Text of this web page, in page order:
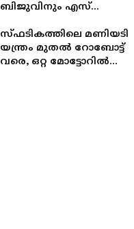
തിരിച്ചടി, യുഡിഎഫിന്
ഉദ്യോഗാർത്ഥികൾ
ബിജുവിനും എസ്
മൂന്നും റാങ്കുകൾ; പ്രസ്
ക്ലബ് ജേണലിസം ഫലം
പ്രഖ്യാപിച്ചു
സ്‌ഫടികത്തിലെ മണിയടി
യന്ത്രം മുതൽ റോബോട്ട്
വരെ, ഒറ്റ മോട്ടോറിൽ